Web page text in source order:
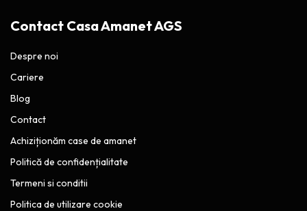
Contact Casa Amanet AGS
Despre noi
Cariere
Blog
Contact
Achiziționăm case de amanet
Politică de confidențialitate
Termeni si conditii
Politica de utilizare cookie